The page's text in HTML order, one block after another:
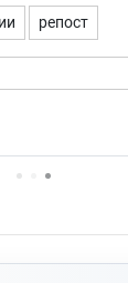
репост
упоминаний.